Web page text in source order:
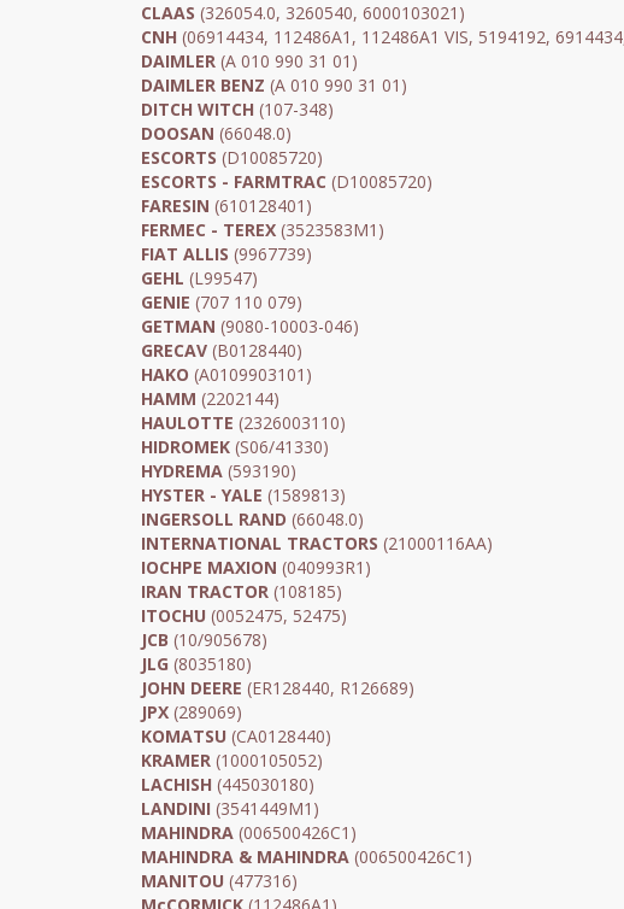
CLAAS (326054.0, 3260540, 6000103021)
CNH (06914434, 112486A1, 112486A1 VIS, 5194192,
DAIMLER (A 010 990 31 01)
DAIMLER BENZ (A 010 990 31 01)
DITCH WITCH (107-348)
DOOSAN (66048.0)
ESCORTS (D10085720)
ESCORTS - FARMTRAC (D10085720)
FARESIN (610128401)
FERMEC - TEREX (3523583M1)
FIAT ALLIS (9967739)
GEHL (L99547)
GENIE (707 110 079)
GETMAN (9080-10003-046)
GRECAV (B0128440)
HAKO (A0109903101)
HAMM (2202144)
HAULOTTE (2326003110)
HIDROMEK (S06/41330)
HYDREMA (593190)
HYSTER - YALE (1589813)
INGERSOLL RAND (66048.0)
INTERNATIONAL TRACTORS (21000116AA)
IOCHPE MAXION (040993R1)
IRAN TRACTOR (108185)
ITOCHU (0052475, 52475)
JCB (10/905678)
JLG (8035180)
JOHN DEERE (ER128440, R126689)
JPX (289069)
KOMATSU (CA0128440)
KRAMER (1000105052)
LACHISH (445030180)
LANDINI (3541449M1)
MAHINDRA (006500426C1)
MAHINDRA & MAHINDRA (006500426C1)
MANITOU (477316)